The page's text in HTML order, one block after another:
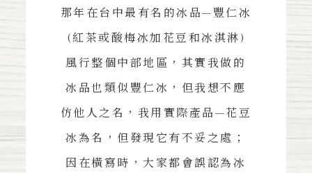
那年在台中最有名的冰品—豐仁冰
(紅茶或酸梅冰加花豆和冰淇淋)
風行整個中部地區，其實我做的
冰品也類似豐仁冰，但我想不應
仿他人之名，我用實際產品—花豆
冰為名，但發現它有不妥之處；
因在橫寫時，大家都會誤認為冰